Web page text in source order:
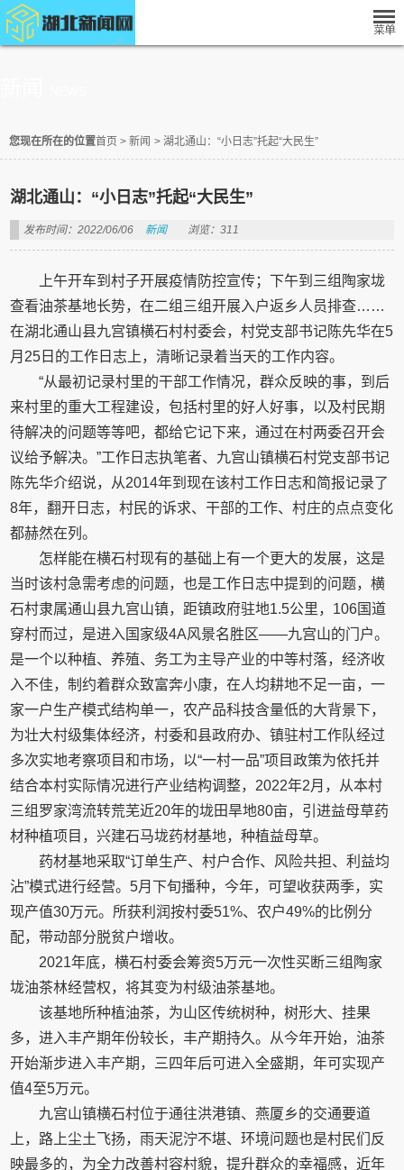
您现在所在的位置首页 > 新闻 > 湖北通山：“小日志”托起“大民生”
湖北通山：“小日志”托起“大民生”
发布时间：2022/06/06 新闻 浏览：311
上午开车到村子开展疫情防控宣传；下午到三组陶家垅
查看油茶基地长势，在二组三组开展入户返乡人员排查……
在湖北通山县九宫镇横石村村委会，村党支部书记陈先华在5
月25日的工作日志上，清晰记录着当天的工作内容。
“从最初记录村里的干部工作情况，群众反映的事，到后
来村里的重大工程建设，包括村里的好人好事，以及村民期
待解决的问题等等吧，都给它记下来，通过在村两委召开会
议给予解决。”工作日志执笔者、九宫山镇横石村党支部书记
陈先华介绍说，从2014年到现在该村工作日志和简报记录了
8年，翻开日志，村民的诉求、干部的工作、村庄的点点变化
都赫然在列。
怎样能在横石村现有的基础上有一个更大的发展，这是
当时该村急需考虑的问题，也是工作日志中提到的问题，横
石村隶属通山县九宫山镇，距镇政府驻地1.5公里，106国道
穿村而过，是进入国家级4A风景名胜区——九宫山的门户。
是一个以种植、养殖、务工为主导产业的中等村落，经济收
入不佳，制约着群众致富奔小康，在人均耕地不足一亩，一
家一户生产模式结构单一，农产品科技含量低的大背景下，
为壮大村级集体经济，村委和县政府办、镇驻村工作队经过
多次实地考察项目和市场，以“一村一品”项目政策为依托并
结合本村实际情况进行产业结构调整，2022年2月，从本村
三组罗家湾流转荒芜近20年的垅田旱地80亩，引进益母草药
材种植项目，兴建石马垅药材基地，种植益母草。
药材基地采取“订单生产、村户合作、风险共担、利益均
沾”模式进行经营。5月下旬播种，今年，可望收获两季，实
现产值30万元。所获利润按村委51%、农户49%的比例分
配，带动部分脱贫户增收。
2021年底，横石村委会筹资5万元一次性买断三组陶家
垅油茶林经营权，将其变为村级油茶基地。
该基地所种植油茶，为山区传统树种，树形大、挂果
多，进入丰产期年份较长，丰产期持久。从今年开始，油茶
开始渐步进入丰产期，三四年后可进入全盛期，年可实现产
值4至5万元。
九宫山镇横石村位于通往洪港镇、燕厦乡的交通要道
上，路上尘土飞扬，雨天泥泞不堪、环境问题也是村民们反
映最多的，为全力改善村容村貌，提升群众的幸福感，近年